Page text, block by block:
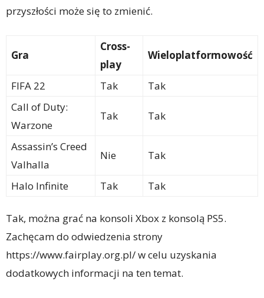
przyszłości może się to zmienić.
Gra
Cross-
play
Wieloplatformowość
FIFA 22 Tak
Tak
Call of Duty:
Warzone
Tak Tak
Assassin’s Creed
Valhalla
Nie Tak
Halo Infinite Tak Tak
Tak, można grać na konsoli Xbox z konsolą PS5.
Zachęcam do odwiedzenia strony
https://www.fairplay.org.pl/ w celu uzyskania
dodatkowych informacji na ten temat.